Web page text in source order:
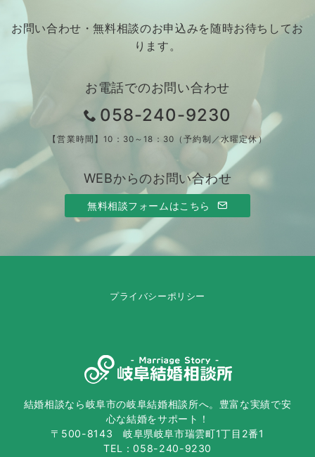
お問い合わせ・無料相談のお申込みを随時お待ちしてお
ります。
お電話でのお問い合わせ
058-240-9230
【営業時間】10：30～18：30（予約制／水曜定休）
WEBからのお問い合わせ
無料相談フォームはこちら
プライバシーポリシー
結婚相談なら岐阜市の岐阜結婚相談所へ。豊富な実績で安
心な結婚をサポート！
〒500-8143 岐阜県岐阜市瑞雲町1丁目2番1
TEL：058-240-9230